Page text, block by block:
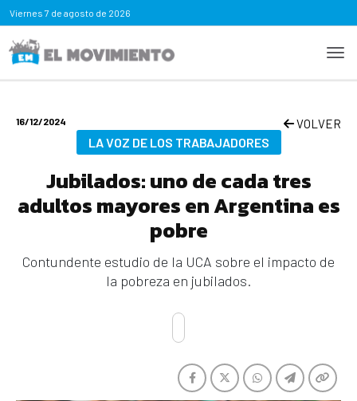
Viernes 7 de agosto de 2026
16/12/2024 VOLVER
LA VOZ DE LOS TRABAJADORES
Jubilados: uno de cada tres
adultos mayores en Argentina es
pobre
Contundente estudio de la UCA sobre el impacto de
la pobreza en jubilados.